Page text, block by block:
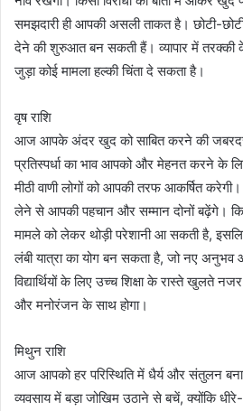
समझदारी ही आपकी असली ताकत है। छोटी-
देने की शुरुआत बन सकती हैं। व्यापार में तरक्की
जुड़ा कोई मामला हल्की चिंता दे सकता है।
वृष राशि
आज आपके अंदर खुद को साबित करने की
प्रतिस्पर्धा का भाव आपको और मेहनत करने के
मीठी वाणी लोगों को आपकी तरफ आकर्षित करेगी।
लेने से आपकी पहचान और सम्मान दोनों बढ़ेंगे।
मामले को लेकर थोड़ी परेशानी आ सकती है,
लंबी यात्रा का योग बन सकता है, जो नए
विद्यार्थियों के लिए उच्च शिक्षा के रास्ते खुलते
और मनोरंजन के साथ होगा।
मिथुन राशि
आज आपको हर परिस्थिति में धैर्य और संतुलन
व्यवसाय में बड़ा जोखिम उठाने से बचें, क्योंकि